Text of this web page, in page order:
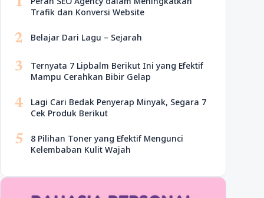
Trafik dan Konversi Website
2 Belajar Dari Lagu – Sejarah
3
Ternyata 7 Lipbalm Berikut Ini yang Efektif
Mampu Cerahkan Bibir Gelap
4
Lagi Cari Bedak Penyerap Minyak, Segara 7
Cek Produk Berikut
5
8 Pilihan Toner yang Efektif Mengunci
Kelembaban Kulit Wajah